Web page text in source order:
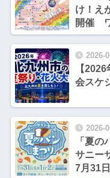
け！え
開催
2026-
【
会スケ
2026-
「夏
サニー
7月31